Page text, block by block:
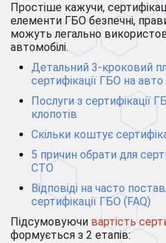
Простіше кажучи,
елементи ГБО безпечні,
можуть легально
автомобілі.
Детальний 3-кроковий
сертифікації ГБО на авто
Послуги з сертифікації
клопотів
Скільки коштує
5 причин обрати для
СТО
Відповіді на часто
сертифікації ГБО (FAQ)
Підсумовуючи вартість
формується з 2 етапів: